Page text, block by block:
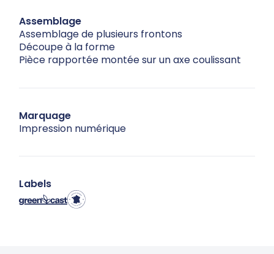
Assemblage
Assemblage de plusieurs frontons
Découpe à la forme
Pièce rapportée montée sur un axe coulissant
Marquage
Impression numérique
Labels